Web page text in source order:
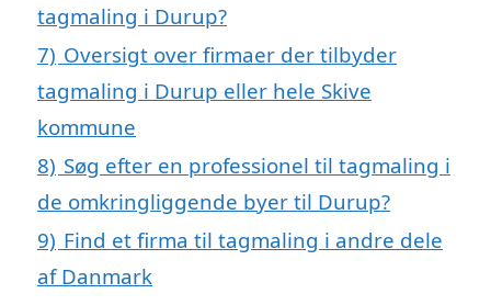
tagmaling i Durup?
7) Oversigt over firmaer der tilbyder
tagmaling i Durup eller hele Skive
kommune
8) Søg efter en professionel til tagmaling i
de omkringliggende byer til Durup?
9) Find et firma til tagmaling i andre dele
af Danmark